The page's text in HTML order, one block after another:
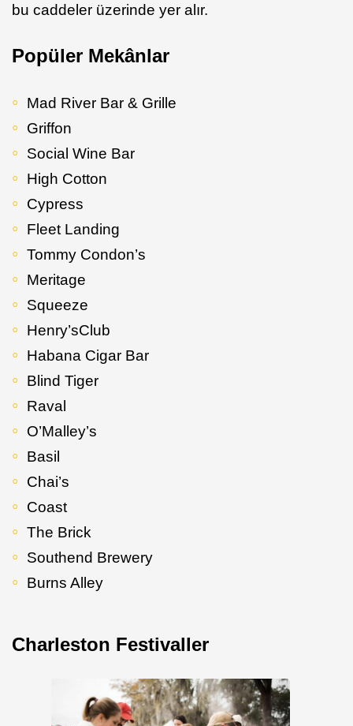
bu caddeler üzerinde yer alır.
Popüler Mekânlar
Mad River Bar & Grille
Griffon
Social Wine Bar
High Cotton
Cypress
Fleet Landing
Tommy Condon’s
Meritage
Squeeze
Henry’sClub
Habana Cigar Bar
Blind Tiger
Raval
O’Malley’s
Basil
Chai’s
Coast
The Brick
Southend Brewery
Burns Alley
Charleston Festivaller